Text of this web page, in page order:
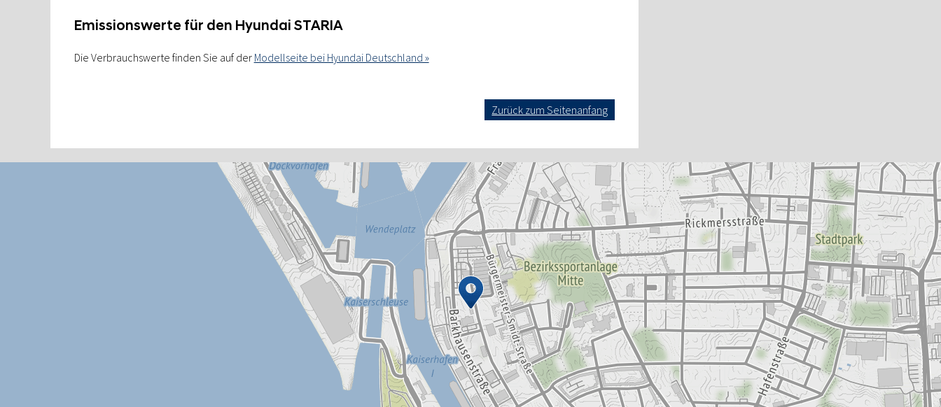
Emissionswerte für den Hyundai STARIA
Die Verbrauchswerte finden Sie auf der Modellseite bei Hyundai Deutschland »
Zurück zum Seitenanfang